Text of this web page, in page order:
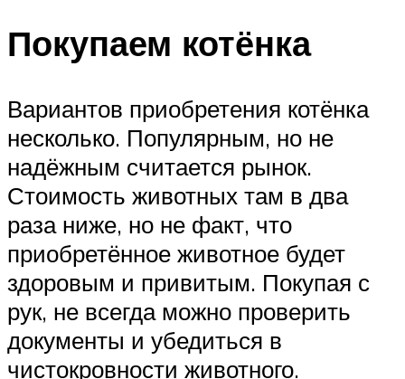
Покупаем котёнка
Вариантов приобретения котёнка
несколько. Популярным, но не
надёжным считается рынок.
Стоимость животных там в два
раза ниже, но не факт, что
приобретённое животное будет
здоровым и привитым. Покупая с
рук, не всегда можно проверить
документы и убедиться в
чистокровности животного.